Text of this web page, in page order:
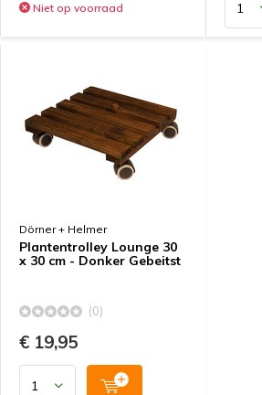
Niet op voorraad
Dörner + Helmer
Plantentrolley Lounge 30
x 30 cm - Donker Gebeitst
(0)
€ 19,95